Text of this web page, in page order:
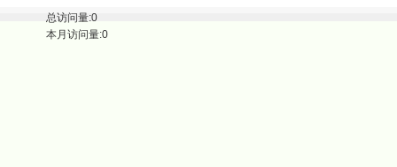
总访问量:0
本月访问量:0